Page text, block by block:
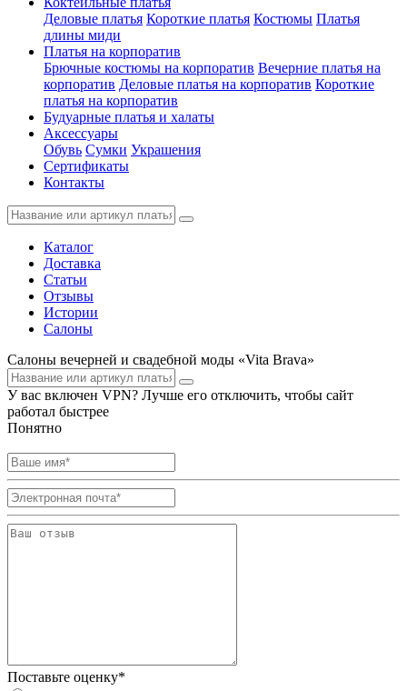
Деловые платья Короткие платья Костюмы Платья
длины миди
Платья на корпоратив
Брючные костюмы на корпоратив Вечерние платья на
корпоратив Деловые платья на корпоратив Короткие
платья на корпоратив
Будуарные платья и халаты
Аксессуары
Обувь Сумки Украшения
Сертификаты
Контакты
Каталог
Доставка
Статьи
Отзывы
Истории
Салоны
Салоны вечерней и свадебной моды «Vita Brava»
У вас включен VPN? Лучше его отключить, чтобы сайт
работал быстрее
Понятно
Поставьте оценку*